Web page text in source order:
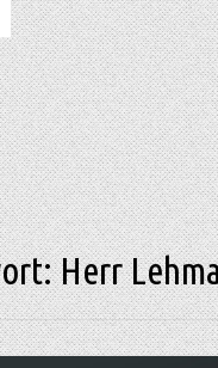
Herr